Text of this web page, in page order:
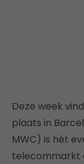
Deze week
plaats in
MWC) is hét
telecommarkt